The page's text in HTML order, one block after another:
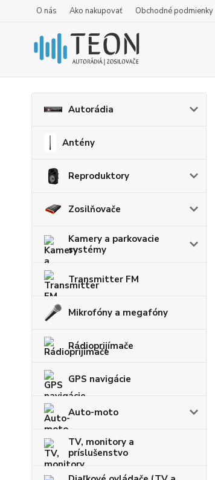
O nás Ako nakupovať Obchodné podmienky
Autorádia
Antény
Reproduktory
Zosilňovače
Kamery a parkovacie
systémy
Transmitter FM
Mikrofóny a megafóny
Rádioprijímače
GPS navigácie
Auto-moto
TV, monitory a
príslušenstvo